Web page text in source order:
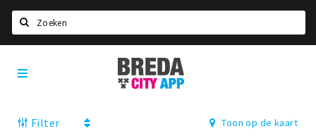
Home
Deals
Breda
City
App
Filter Toon op de kaart